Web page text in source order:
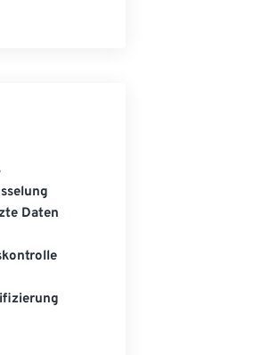
Daten